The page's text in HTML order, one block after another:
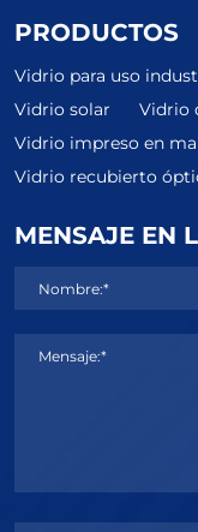
PRODUCTOS
Vidrio para uso
Vidrio solar
Vidrio
Vidrio impreso en
Vidrio recubierto
MENSAJE EN
Nombre:*
Mensaje:*